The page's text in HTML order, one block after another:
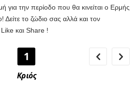
για την περίοδο που θα κινείται ο Ερμής
το ζώδιο σας αλλά και τον
και Share !
1
Κριός